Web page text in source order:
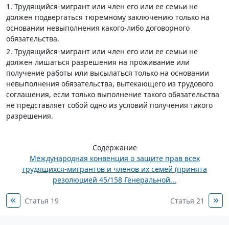
1. Трудящийся-мигрант или член его или ее семьи не
должен подвергаться тюремному заключению только на
основании невыполнения какого-либо договорного
обязательства.
2. Трудящийся-мигрант или член его или ее семьи не
должен лишаться разрешения на проживание или
получение работы или высылаться только на основании
невыполнения обязательства, вытекающего из трудового
соглашения, если только выполнение такого обязательства
не представляет собой одно из условий получения такого
разрешения.
Содержание
Международная конвенция о защите прав всех
трудящихся-мигрантов и членов их семей (принята
резолюцией 45/158 Генеральной...
Статья 19 Статья 21